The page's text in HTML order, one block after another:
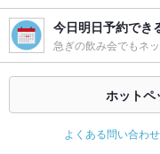
今日明日予約でき
急ぎの飲み会でもネ
ホットペ
よくある問い合わせ